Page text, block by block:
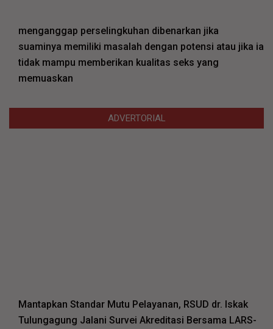
menganggap perselingkuhan dibenarkan jika
suaminya memiliki masalah dengan potensi atau jika ia
tidak mampu memberikan kualitas seks yang
memuaskan
ADVERTORIAL
Mantapkan Standar Mutu Pelayanan, RSUD dr. Iskak
Tulungagung Jalani Survei Akreditasi Bersama LARS-